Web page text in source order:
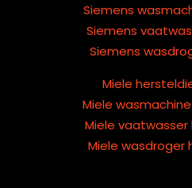
Siemens
Siemens
Siemens
Miele
Miele
Miele
Miele wasdroger